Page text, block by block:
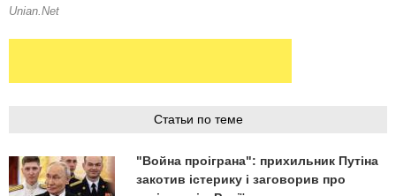
Статьи по теме
"Война проіграна": прихильник Путіна
закотив істерику і заговорив про